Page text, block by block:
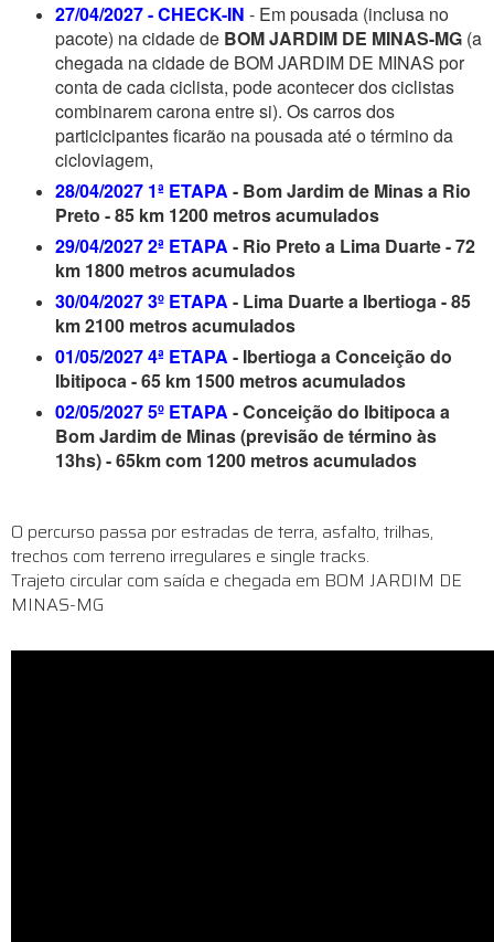
27/04/2027 - CHECK-IN - Em pousada (inclusa no
pacote) na cidade de BOM JARDIM DE MINAS-MG (a
chegada na cidade de BOM JARDIM DE MINAS por
conta de cada ciclista, pode acontecer dos ciclistas
combinarem carona entre si). Os carros dos
particicipantes ficarão na pousada até o término da
cicloviagem,
28/04/2027 1ª ETAPA - Bom Jardim de Minas a Rio
Preto - 85 km 1200 metros acumulados
29/04/2027 2ª ETAPA - Rio Preto a Lima Duarte - 72
km 1800 metros acumulados
30/04/2027 3º ETAPA - Lima Duarte a Ibertioga - 85
km 2100 metros acumulados
01/05/2027 4ª ETAPA - Ibertioga a Conceição do
Ibitipoca - 65 km 1500 metros acumulados
02/05/2027 5º ETAPA - Conceição do Ibitipoca a
Bom Jardim de Minas (previsão de término às
13hs) - 65km com 1200 metros acumulados
O percurso passa por estradas de terra, asfalto, trilhas,
trechos com terreno irregulares e single tracks.
Trajeto circular com saída e chegada em BOM JARDIM DE
MINAS-MG